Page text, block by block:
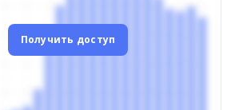
Получить доступ